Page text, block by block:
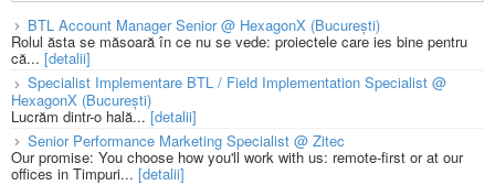
BTL Account Manager Senior @ HexagonX (București)
Rolul ăsta se măsoară în ce nu se vede: proiectele care ies bine pentru
că... [detalii]
Specialist Implementare BTL / Field Implementation Specialist @
HexagonX (București)
Lucrăm dintr-o hală...[detalii]
Senior Performance Marketing Specialist @ Zitec
Our promise: You choose how you'll work with us: remote-first or at our
offices in Timpuri... [detalii]